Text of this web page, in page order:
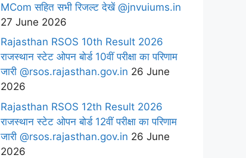
MCom सहित सभी रिजल्ट देखें @jnvuiums.in
27 June 2026
Rajasthan RSOS 10th Result 2026
राजस्थान स्टेट ओपन बोर्ड 10वीं परीक्षा का परिणाम
जारी @rsos.rajasthan.gov.in 26 June
2026
Rajasthan RSOS 12th Result 2026
राजस्थान स्टेट ओपन बोर्ड 12वीं परीक्षा का परिणाम
जारी @rsos.rajasthan.gov.in 26 June
2026